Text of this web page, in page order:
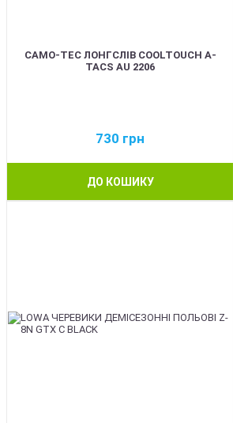
CAMO-TEC ЛОНГСЛІВ COOLTOUCH A-
TACS AU 2206
730 грн
ДО КОШИКУ